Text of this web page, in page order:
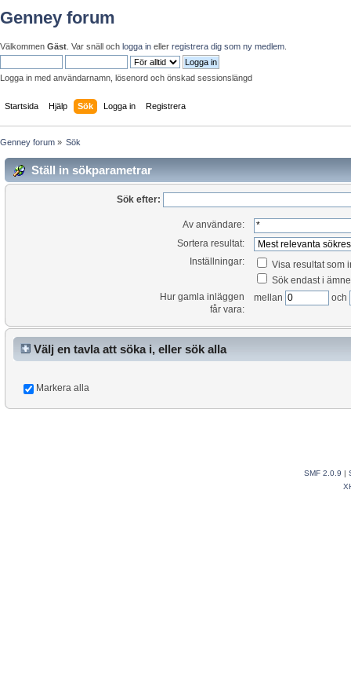
Genney forum
Välkommen Gäst . Var snäll och logga in eller registrera dig som ny medlem
Logga in med användarnamn, lösenord och önskad sessionslängd
Startsida Hjälp Sök Logga in Registrera
Genney forum » Sök
Ställ in sökparametrar
Sök efter:
Av användare:
Sortera resultat:
Inställningar:
Visa resultat som
Sök endast i
Hur gamla inläggen
får vara:
mellan och
Välj en tavla att söka i, eller sök alla
Markera alla
SMF 2.0.9 |